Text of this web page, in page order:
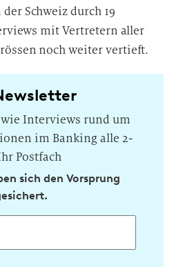
Schweiz durch 19
mit Vertretern aller
noch weiter vertieft.
Interviews rund um
im Banking alle 2-
Postfach
sich den Vorsprung